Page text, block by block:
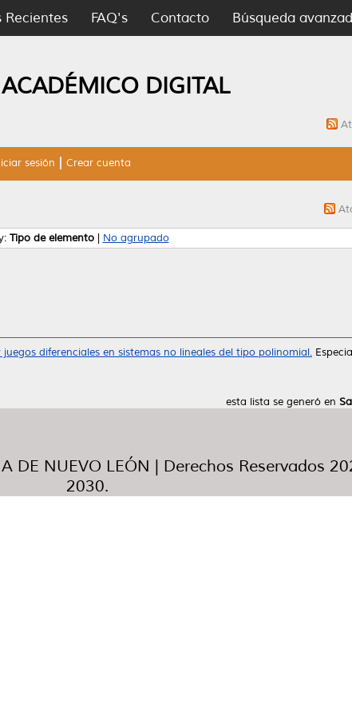
Recientes FAQ's Contacto Búsqueda
DIGITAL
sesión Crear cuenta
Tipo de elemento| No agrupado
diferenciales en sistemas no lineales del tipo polinomial.
esta lista se generó en
DE NUEVO LEÓN | Derechos Reservados
2030.